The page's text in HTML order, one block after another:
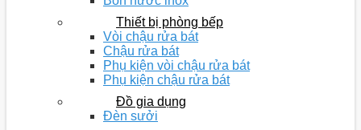
Thiết bị phòng bếp
Vòi chậu rửa bát
Chậu rửa bát
Phụ kiện vòi chậu rửa bát
Phụ kiện chậu rửa bát
Đồ gia dụng
Đèn sưởi